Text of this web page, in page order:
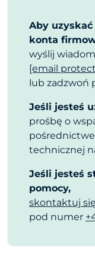
Aby
konta
wyślij
[email
lub zadzwoń
Jeśli jesteś
prośbę o
technicznej
Jeśli jesteś
pomocy,
skontaktuj
pod numer